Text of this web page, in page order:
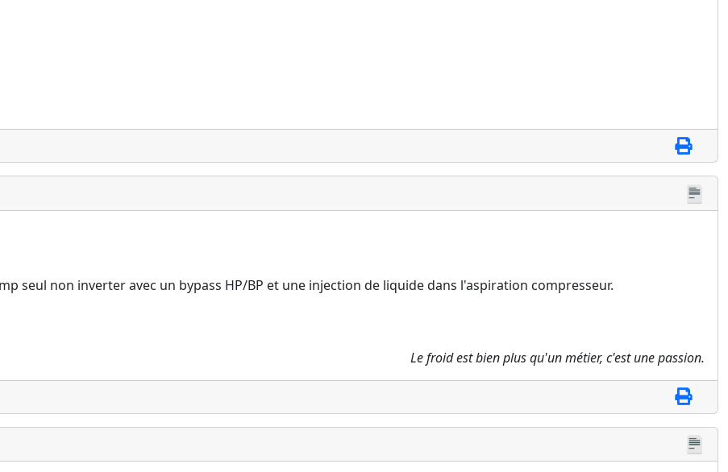
seul non inverter avec un bypass HP/BP et une injection de liquide dans l'aspiration compresseur.
Le froid est bien plus qu'un métier, c'est une passion.